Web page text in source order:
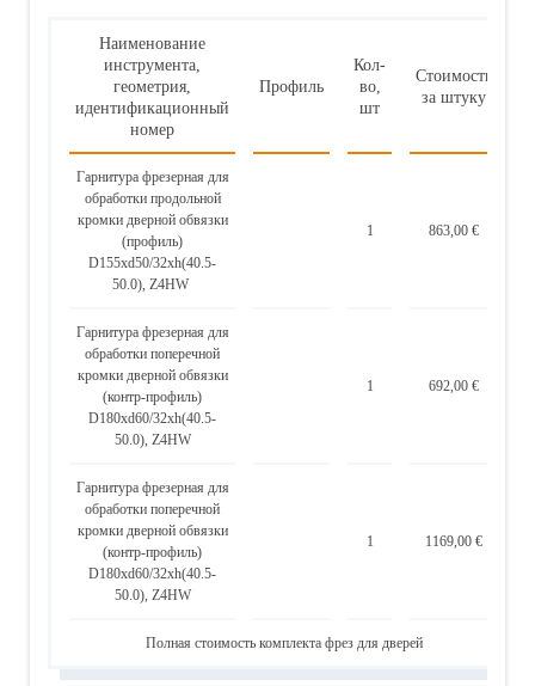
Наименование
инструмента,
геометрия,
идентификационный
номер
Профиль
Кол-
во,
шт
Стоимость
за штуку
Гарнитура фрезерная для
обработки продольной
кромки дверной обвязки
(профиль)
D155хd50/32xh(40.5-
50.0), Z4HW
1 863,00 €
Гарнитура фрезерная для
обработки поперечной
кромки дверной обвязки
(контр-профиль)
D180xd60/32xh(40.5-
50.0), Z4HW
1 692,00 €
Гарнитура фрезерная для
обработки поперечной
кромки дверной обвязки
(контр-профиль)
D180xd60/32xh(40.5-
50.0), Z4HW
1 1169,00 €
Полная стоимость комплекта фрез для дверей